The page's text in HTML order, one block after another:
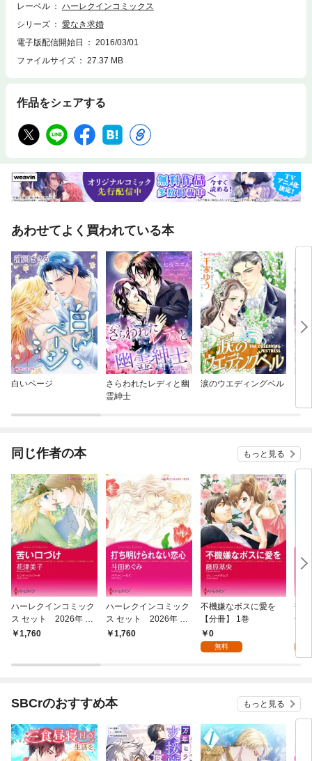
レーベル
ハーレクインコミックス
シリーズ
愛なき求婚
電子版配信開始日
2016/03/01
ファイルサイズ
27.37 MB
作品をシェアする
あわせてよく買われている本
白いページ
さらわれたレディと幽
霊紳士
涙のウエディングベル
同じ作者の本 もっと見る
ハーレクインコミック
ス セット 2026年 vo
l.918
1,760
ハーレクインコミック
ス セット 2026年 vo
l.904
1,760
不機嫌なボスに愛を
【分冊】 1巻
0
無料
招
冊
SBCrのおすすめ本 もっと見る